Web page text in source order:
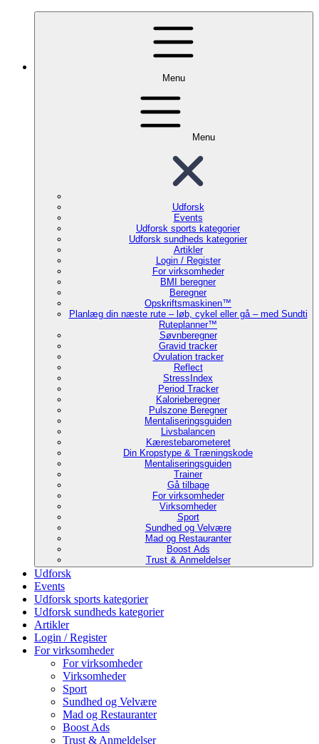
Menu
Menu
Udforsk
Events
Udforsk sports kategorier
Udforsk sundheds kategorier
Artikler
Login / Register
For virksomheder
BMI beregner
Beregner
Opskriftsmaskinen™
Planlæg din næste rute – løb, cykel eller gå – med Sundti
Ruteplanner™
Søvnberegner
Gravid tracker
Ovulation tracker
Reflect
StressIndex
Period Tracker
Kalorieberegner
Pulszone Beregner
Mentaliseringsguiden
Livsbalancen
Kærestebarometeret
Din Kropstype & Træningskode
Mentaliseringsguiden
Trainer
Gå tilbage
For virksomheder
Virksomheder
Sport
Sundhed og Velvære
Mad og Restauranter
Boost Ads
Trust & Anmeldelser
Udforsk
Events
Udforsk sports kategorier
Udforsk sundheds kategorier
Artikler
Login / Register
For virksomheder
For virksomheder
Virksomheder
Sport
Sundhed og Velvære
Mad og Restauranter
Boost Ads
Trust & Anmeldelser